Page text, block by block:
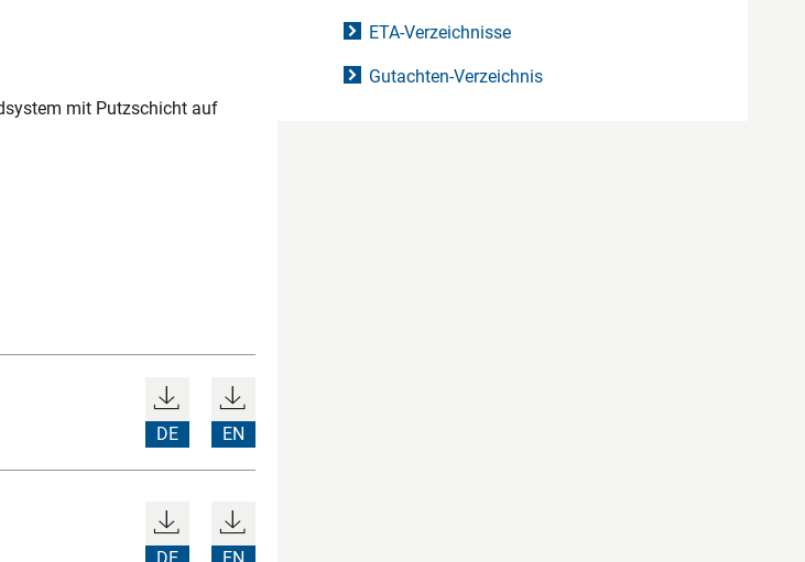
mit Putzschicht auf
DE EN
DE EN
ETA-Verzeichnisse
Gutachten-Verzeichnis